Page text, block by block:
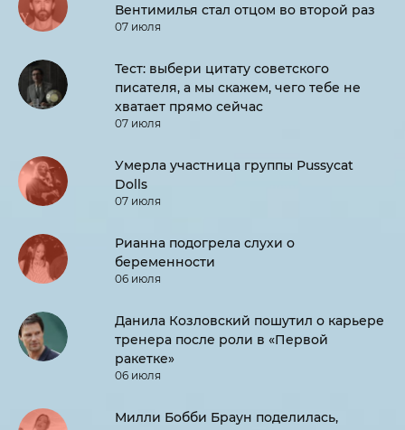
Вентимилья стал отцом во второй раз
07 июля
Тест: выбери цитату советского
писателя, а мы скажем, чего тебе не
хватает прямо сейчас
07 июля
Умерла участница группы Pussycat
Dolls
07 июля
Рианна подогрела слухи о
беременности
06 июля
Данила Козловский пошутил о карьере
тренера после роли в «Первой
ракетке»
06 июля
Милли Бобби Браун поделилась,